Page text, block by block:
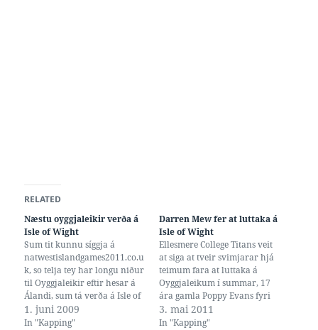
RELATED
Næstu oyggjaleikir verða á
Isle of Wight
Sum tit kunnu síggja á
natwestislandgames2011.co.u
k, so telja tey har longu niður
til Oyggjaleikir eftir hesar á
Álandi, sum tá verða á Isle of
Wight í 2011. Sjálvur helt eg
at tað var á Bermuda næstu
1. juni 2009
In "Kapping"
Darren Mew fer at luttaka á
Isle of Wight
Ellesmere College Titans veit
at siga at tveir svimjarar hjá
teimum fara at luttaka á
Oyggjaleikum í summar, 17
ára gamla Poppy Evans fyri
Isle of Man, og 31 ára gamli
Darren Mew fyri Isle of
3. mai 2011
In "Kapping"